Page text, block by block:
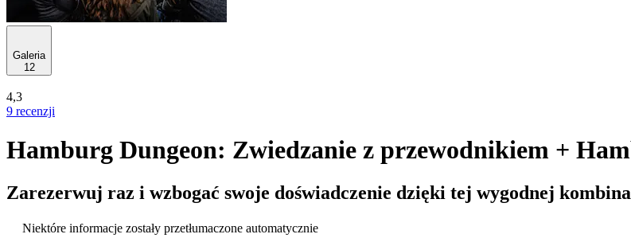
Galeria
12
4,3
9 recenzji
Hamburg Dungeon: Zwiedzanie z przewodnikiem +
Zarezerwuj raz i wzbogać swoje doświadczenie dzięki tej wygodnej
Niektóre informacje zostały przetłumaczone automatycznie